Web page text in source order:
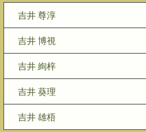
吉井 尊淳
吉井 博視
吉井 絢梓
吉井 葵理
吉井 雄梧